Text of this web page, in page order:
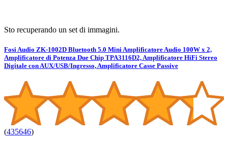
Sto recuperando un set di immagini.
Fosi Audio ZK-1002D Bluetooth 5.0 Mini Amplificatore Audio 100W x 2,
Amplificatore di Potenza Due Chip TPA3116D2, Amplificatore HiFi Stereo
Digitale con AUX/USB/Ingresso, Amplificatore Casse Passive
(435646)